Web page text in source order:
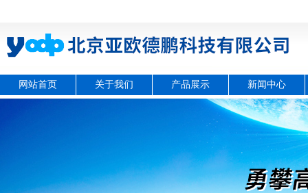
网站首页 关于我们 产品展示 新闻中心